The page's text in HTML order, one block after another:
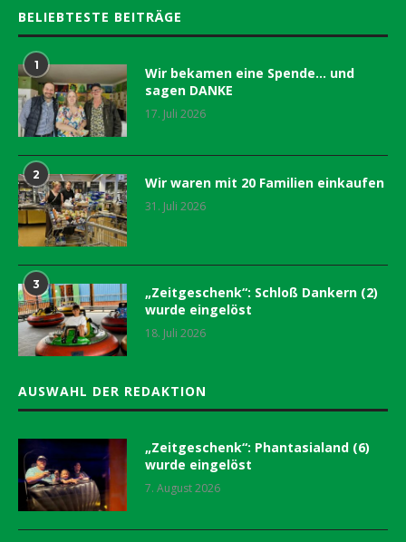
BELIEBTESTE BEITRÄGE
1
Wir bekamen eine Spende… und
sagen DANKE
17. Juli 2026
2 Wir waren mit 20 Familien einkaufen
31. Juli 2026
3
„Zeitgeschenk“: Schloß Dankern (2)
wurde eingelöst
18. Juli 2026
AUSWAHL DER REDAKTION
„Zeitgeschenk“: Phantasialand (6)
wurde eingelöst
7. August 2026